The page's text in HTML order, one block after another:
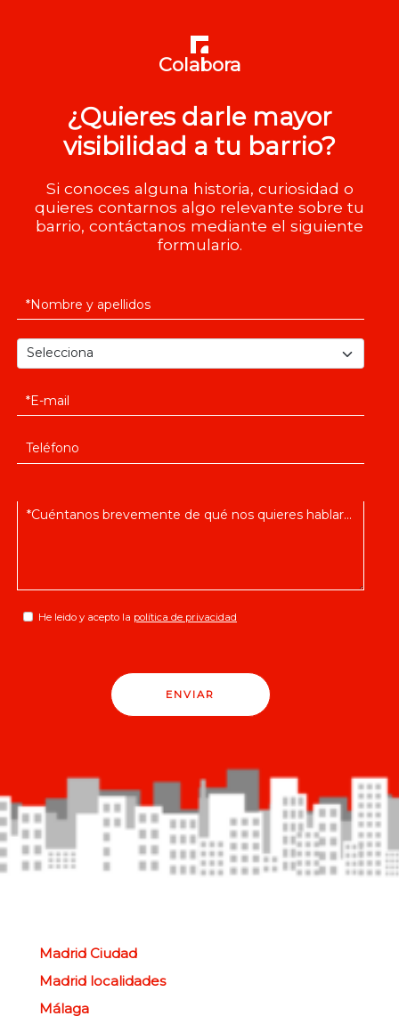
Colabora
¿Quieres darle mayor
visibilidad a tu barrio?
Si conoces alguna historia, curiosidad o
quieres contarnos algo relevante sobre tu
barrio, contáctanos mediante el siguiente
formulario.
He leido y acepto la política de privacidad
ENVIAR
Madrid Ciudad
Madrid localidades
Málaga